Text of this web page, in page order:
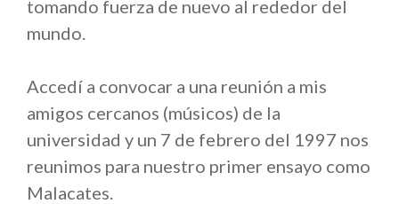
tomando fuerza de nuevo al rededor del
mundo.
Accedí a convocar a una reunión a mis
amigos cercanos (músicos) de la
universidad y un 7 de febrero del 1997 nos
reunimos para nuestro primer ensayo como
Malacates.